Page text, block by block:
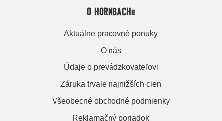
O HORNBACHu
Aktuálne pracovné ponuky
O nás
Údaje o prevádzkovateľovi
Záruka trvale najnižších cien
Všeobecné obchodné podmienky
Reklamačný poriadok